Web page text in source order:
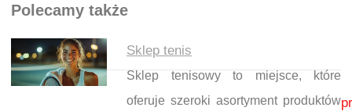
Polecamy także
Sklep tenis
Sklep tenisowy to miejsce, które
oferuje szeroki asortyment produktów
Nawigacja wpisu